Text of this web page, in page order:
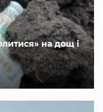
на дощ і